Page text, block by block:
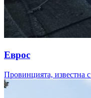
Еврос
Провинцията, известна